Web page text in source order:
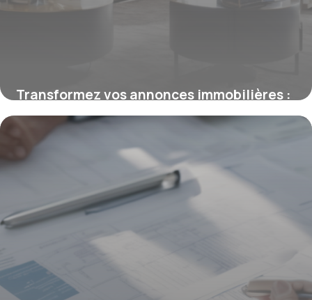
Transformez vos annonces immobilières :
Les secrets des experts pour capter
l’attention et accélérer vos ventes
16 juin 2026